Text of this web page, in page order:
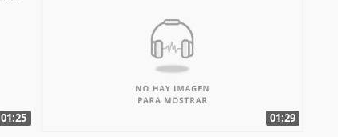
01:25 01:29